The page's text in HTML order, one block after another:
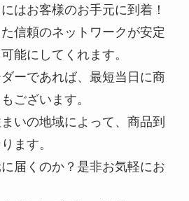
はお客様のお手元に到着！
信頼のネットワークが安定
能にしてくれます。
ーであれば、最短当日に商
ございます。
いの地域によって、商品到
ます。
届くのか？是非お気軽にお